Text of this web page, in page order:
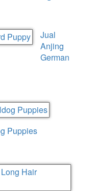
Jual
Anjing
German
Puppies